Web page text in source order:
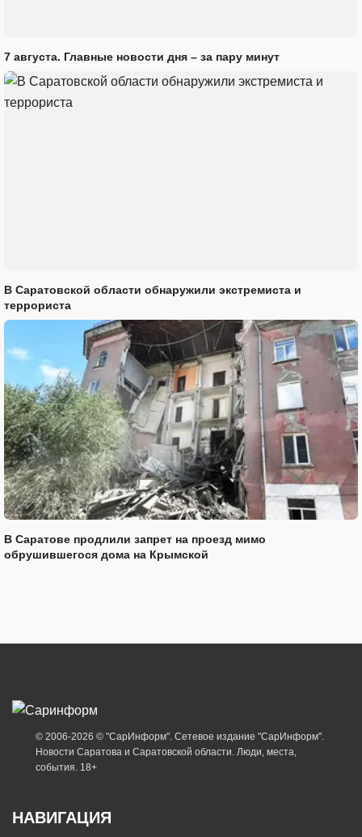
7 августа. Главные новости дня – за пару минут
В Саратовской области обнаружили экстремиста и
террориста
В Саратове продлили запрет на проезд мимо
обрушившегося дома на Крымской
© 2006-2026 © "СарИнформ". Сетевое издание "СарИнформ".
Новости Саратова и Саратовской области. Люди, места,
события. 18+
НАВИГАЦИЯ